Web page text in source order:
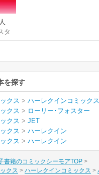
タ
を探す
クス > ハーレクインコミックス
クス > ローリー･フォスター
クス > JET
クス > ハーレクイン
クス > ハーレクイン
書籍のコミックシーモアTOP
クス
ハーレクインコミックス